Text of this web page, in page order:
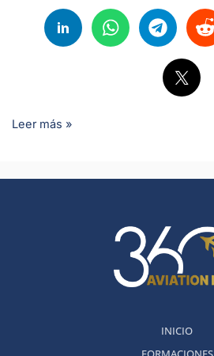
Leer más »
INICIO